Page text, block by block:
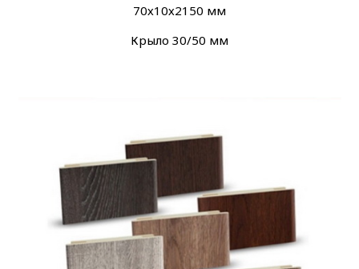
70х10х2150 мм
Крыло 30/50 мм